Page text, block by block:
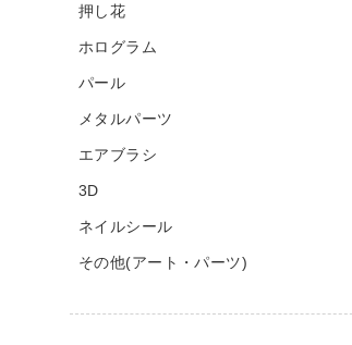
押し花
ホログラム
パール
メタルパーツ
エアブラシ
3D
ネイルシール
その他(アート・パーツ)